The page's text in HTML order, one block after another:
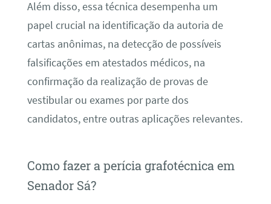
Além disso, essa técnica desempenha um
papel crucial na identificação da autoria de
cartas anônimas, na detecção de possíveis
falsificações em atestados médicos, na
confirmação da realização de provas de
vestibular ou exames por parte dos
candidatos, entre outras aplicações relevantes.
Como fazer a perícia grafotécnica em
Senador Sá?